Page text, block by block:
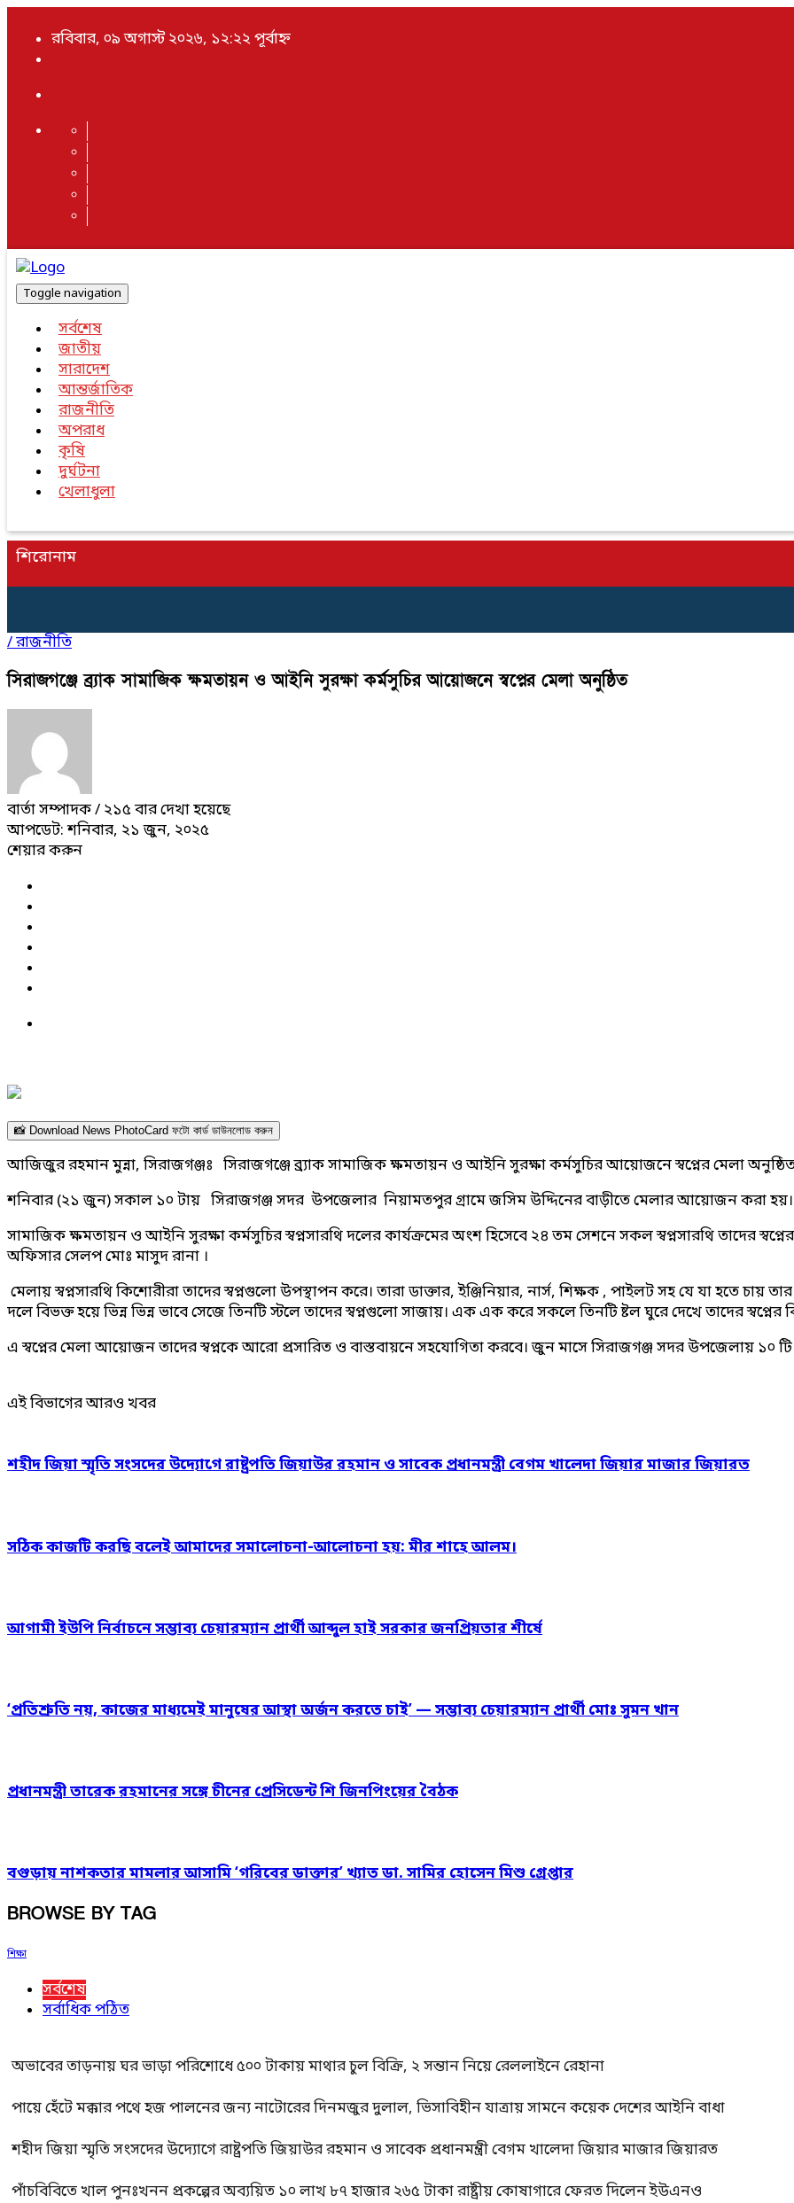
রবিবার, ০৯ অগাস্ট ২০২৬, ১২:২২ পূর্বাহ্ন
Toggle navigation
সর্বশেষ
জাতীয়
সারাদেশ
আন্তর্জাতিক
রাজনীতি
অপরাধ
কৃষি
দুর্ঘটনা
খেলাধুলা
শিরোনাম
/রাজনীতি
সিরাজগঞ্জে ব্র্যাক সামাজিক ক্ষমতায়ন ও আইনি সুরক্ষা কর্মসুচির আয়োজনে স্বপ্নের মেলা অনুষ্ঠিত
বার্তা সম্পাদক/ ২১৫ বার দেখা হয়েছে
আপডেট: শনিবার, ২১ জুন, ২০২৫
শেয়ার করুন
📸 Download News PhotoCard ফটো কার্ড ডাউনলোড করুন
আজিজুর রহমান মুন্না, সিরাজগঞ্জঃ সিরাজগঞ্জে ব্র্যাক সামাজিক ক্ষমতায়ন ও আইনি সুরক্ষা কর্মসুচির আয়োজনে স্বপ্নের মেলা
শনিবার (২১ জুন) সকাল ১০ টায় সিরাজগঞ্জ সদর উপজেলার নিয়ামতপুর গ্রামে জসিম উদ্দিনের বাড়ীতে মেলার আয়োজন করা হয়।
সামাজিক ক্ষমতায়ন ও আইনি সুরক্ষা কর্মসুচির স্বপ্নসারথি দলের কার্যক্রমের অংশ হিসেবে ২৪ তম সেশনে সকল স্বপ্নসারথি তাদের
অফিসার সেলপ মোঃ মাসুদ রানা ।
মেলায় স্বপ্নসারথি কিশোরীরা তাদের স্বপ্নগুলো উপস্থাপন করে। তারা ডাক্তার, ইঞ্জিনিয়ার, নার্স, শিক্ষক , পাইলট সহ যে যা হতে চায়
দলে বিভক্ত হয়ে ভিন্ন ভিন্ন ভাবে সেজে তিনটি স্টলে তাদের স্বপ্নগুলো সাজায়। এক এক করে সকলে তিনটি ষ্টল ঘুরে দেখে তাদের
এ স্বপ্নের মেলা আয়োজন তাদের স্বপ্নকে আরো প্রসারিত ও বাস্তবায়নে সহযোগিতা করবে। জুন মাসে সিরাজগঞ্জ সদর উপজেলায় ১০ টি
এই বিভাগের আরও খবর
শহীদ জিয়া স্মৃতি সংসদের উদ্যোগে রাষ্ট্রপতি জিয়াউর রহমান ও সাবেক প্রধানমন্ত্রী বেগম খালেদা জিয়ার মাজার জিয়ারত
সঠিক কাজটি করছি বলেই আমাদের সমালোচনা-আলোচনা হয়: মীর শাহে আলম।
আগামী ইউপি নির্বাচনে সম্ভাব্য চেয়ারম্যান প্রার্থী আব্দুল হাই সরকার জনপ্রিয়তার শীর্ষে
‘প্রতিশ্রুতি নয়, কাজের মাধ্যমেই মানুষের আস্থা অর্জন করতে চাই’ — সম্ভাব্য চেয়ারম্যান প্রার্থী মোঃ সুমন খান
প্রধানমন্ত্রী তারেক রহমানের সঙ্গে চীনের প্রেসিডেন্ট শি জিনপিংয়ের বৈঠক
বগুড়ায় নাশকতার মামলার আসামি ‘গরিবের ডাক্তার’ খ্যাত ডা. সামির হোসেন মিশু গ্রেপ্তার
BROWSE BY TAG
শিক্ষা
সর্বশেষ
সর্বাধিক পঠিত
অভাবের তাড়নায় ঘর ভাড়া পরিশোধে ৫০০ টাকায় মাথার চুল বিক্রি, ২ সন্তান নিয়ে রেললাইনে রেহানা
পায়ে হেঁটে মক্কার পথে হজ পালনের জন্য নাটোরের দিনমজুর দুলাল, ভিসাবিহীন যাত্রায় সামনে কয়েক দেশের আইনি বাধা
শহীদ জিয়া স্মৃতি সংসদের উদ্যোগে রাষ্ট্রপতি জিয়াউর রহমান ও সাবেক প্রধানমন্ত্রী বেগম খালেদা জিয়ার মাজার জিয়ারত
পাঁচবিবিতে খাল পুনঃখনন প্রকল্পের অব্যয়িত ১০ লাখ ৮৭ হাজার ২৬৫ টাকা রাষ্ট্রীয় কোষাগারে ফেরত দিলেন ইউএনও